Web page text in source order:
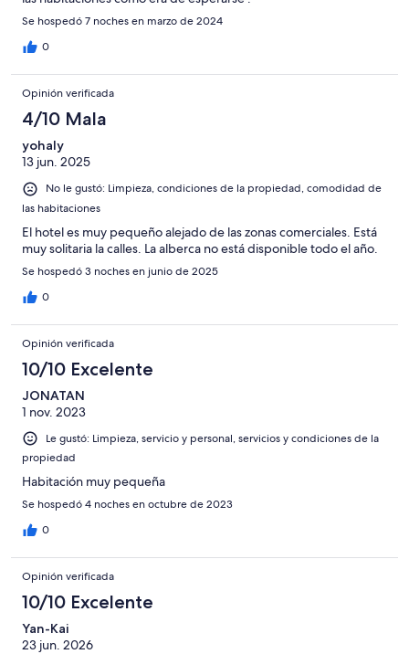
Se hospedó 7 noches en marzo de 2024
0
Opinión verificada
4/10 Mala
yohaly
13 jun. 2025
No le gustó: Limpieza, condiciones de la propiedad, comodidad de
las habitaciones
El hotel es muy pequeño alejado de las zonas comerciales. Está
muy solitaria la calles. La alberca no está disponible todo el año.
Se hospedó 3 noches en junio de 2025
0
Opinión verificada
10/10 Excelente
JONATAN
1 nov. 2023
Le gustó: Limpieza, servicio y personal, servicios y condiciones de la
propiedad
Habitación muy pequeña
Se hospedó 4 noches en octubre de 2023
0
Opinión verificada
10/10 Excelente
Yan-Kai
23 jun. 2026